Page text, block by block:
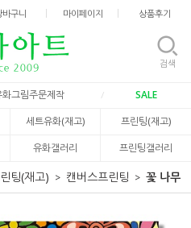
바구니 마이페이지 상품후기
검색
화그림주문제작
SALE
세트유화(재고)
프린팅(재고)
유화갤러리 프린팅갤러리
팅(재고) 캔버스프린팅 꽃 나무